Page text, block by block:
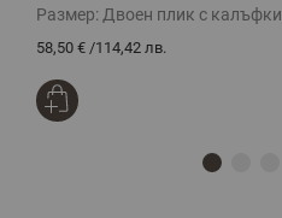
Размер: Двоен плик с калъфки
58,50 € /114,42 лв.